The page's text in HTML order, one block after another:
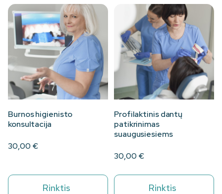
Burnos higienisto
konsultacija
30,00€
Rinktis
Profilaktinis dantų
patikrinimas
suaugusiesiems
30,00€
Rinktis